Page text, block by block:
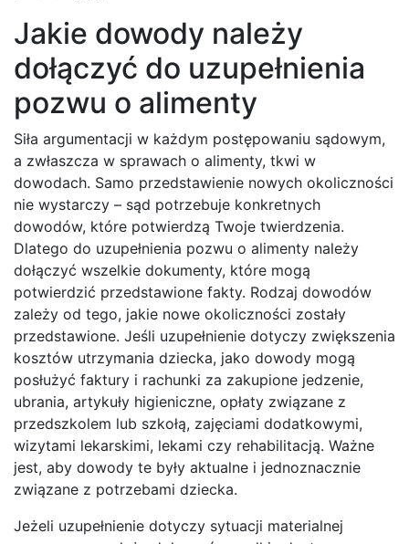
Jakie dowody należy
dołączyć do uzupełnienia
pozwu o alimenty
Siła argumentacji w każdym postępowaniu sądowym,
a zwłaszcza w sprawach o alimenty, tkwi w
dowodach. Samo przedstawienie nowych okoliczności
nie wystarczy – sąd potrzebuje konkretnych
dowodów, które potwierdzą Twoje twierdzenia.
Dlatego do uzupełnienia pozwu o alimenty należy
dołączyć wszelkie dokumenty, które mogą
potwierdzić przedstawione fakty. Rodzaj dowodów
zależy od tego, jakie nowe okoliczności zostały
przedstawione. Jeśli uzupełnienie dotyczy zwiększenia
kosztów utrzymania dziecka, jako dowody mogą
posłużyć faktury i rachunki za zakupione jedzenie,
ubrania, artykuły higieniczne, opłaty związane z
przedszkolem lub szkołą, zajęciami dodatkowymi,
wizytami lekarskimi, lekami czy rehabilitacją. Ważne
jest, aby dowody te były aktualne i jednoznacznie
związane z potrzebami dziecka.
Jeżeli uzupełnienie dotyczy sytuacji materialnej